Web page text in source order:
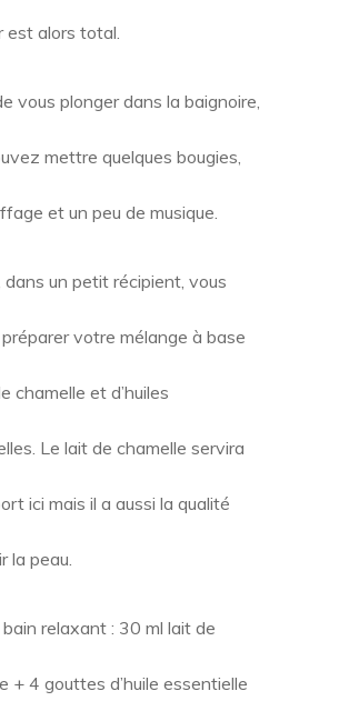
est alors total.
vous plonger dans la baignoire,
mettre quelques bougies,
et un peu de musique.
dans un petit récipient, vous
votre mélange à base
chamelle et d’huiles
Le lait de chamelle servira
ici mais il a aussi la qualité
la peau.
bain relaxant : 30 ml lait de
+ 4 gouttes d’huile essentielle